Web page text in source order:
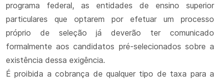
programa federal, as entidades de ensino superior
particulares que optarem por efetuar um processo
próprio de seleção já deverão ter comunicado
formalmente aos candidatos pré-selecionados sobre a
existência dessa exigência.
É proibida a cobrança de qualquer tipo de taxa para a